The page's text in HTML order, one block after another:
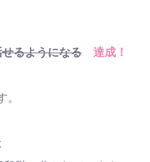
るようになる 達成！
。